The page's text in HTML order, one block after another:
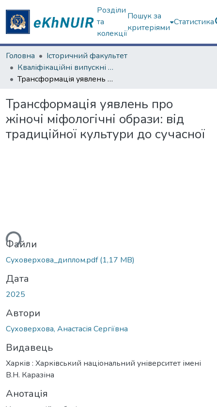
Розділи
та
колекції
Пошук за
критеріями
Статистика
Головна
Історичний факультет
Кваліфікаційні випускні роботи бакалаврів. Історичний факультет
Трансформація уявлень про жіночі міфологічні образи: від традиційної культури до сучасної
Трансформація уявлень про
жіночі міфологічні образи: від
традиційної культури до сучасної
Файли
Суховерхова_диплом.pdf(1,17 MB)
Дата
2025
Автори
Суховерхова, Анастасія Сергіївна
Видавець
Харків : Харківський національний університет імені
В.Н. Каразіна
Анотація